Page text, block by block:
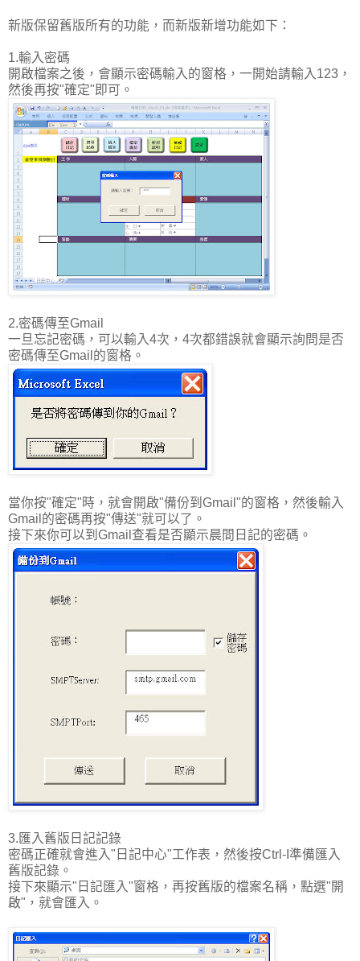
新版保留舊版所有的功能，而新版新增功能如下：
1.輸入密碼
開啟檔案之後，會顯示密碼輸入的窗格，一開始請輸入123，
然後再按"確定"即可。
2.密碼傳至Gmail
一旦忘記密碼，可以輸入4次，4次都錯誤就會顯示詢問是否
密碼傳至Gmail的窗格。
當你按"確定"時，就會開啟"備份到Gmail"的窗格，然後輸入
Gmail的密碼再按"傳送"就可以了。
接下來你可以到Gmail查看是否顯示晨間日記的密碼。
3.匯入舊版日記記錄
密碼正確就會進入"日記中心"工作表，然後按Ctrl-I準備匯入
舊版記錄。
接下來顯示"日記匯入"窗格，再按舊版的檔案名稱，點選"開
啟"，就會匯入。